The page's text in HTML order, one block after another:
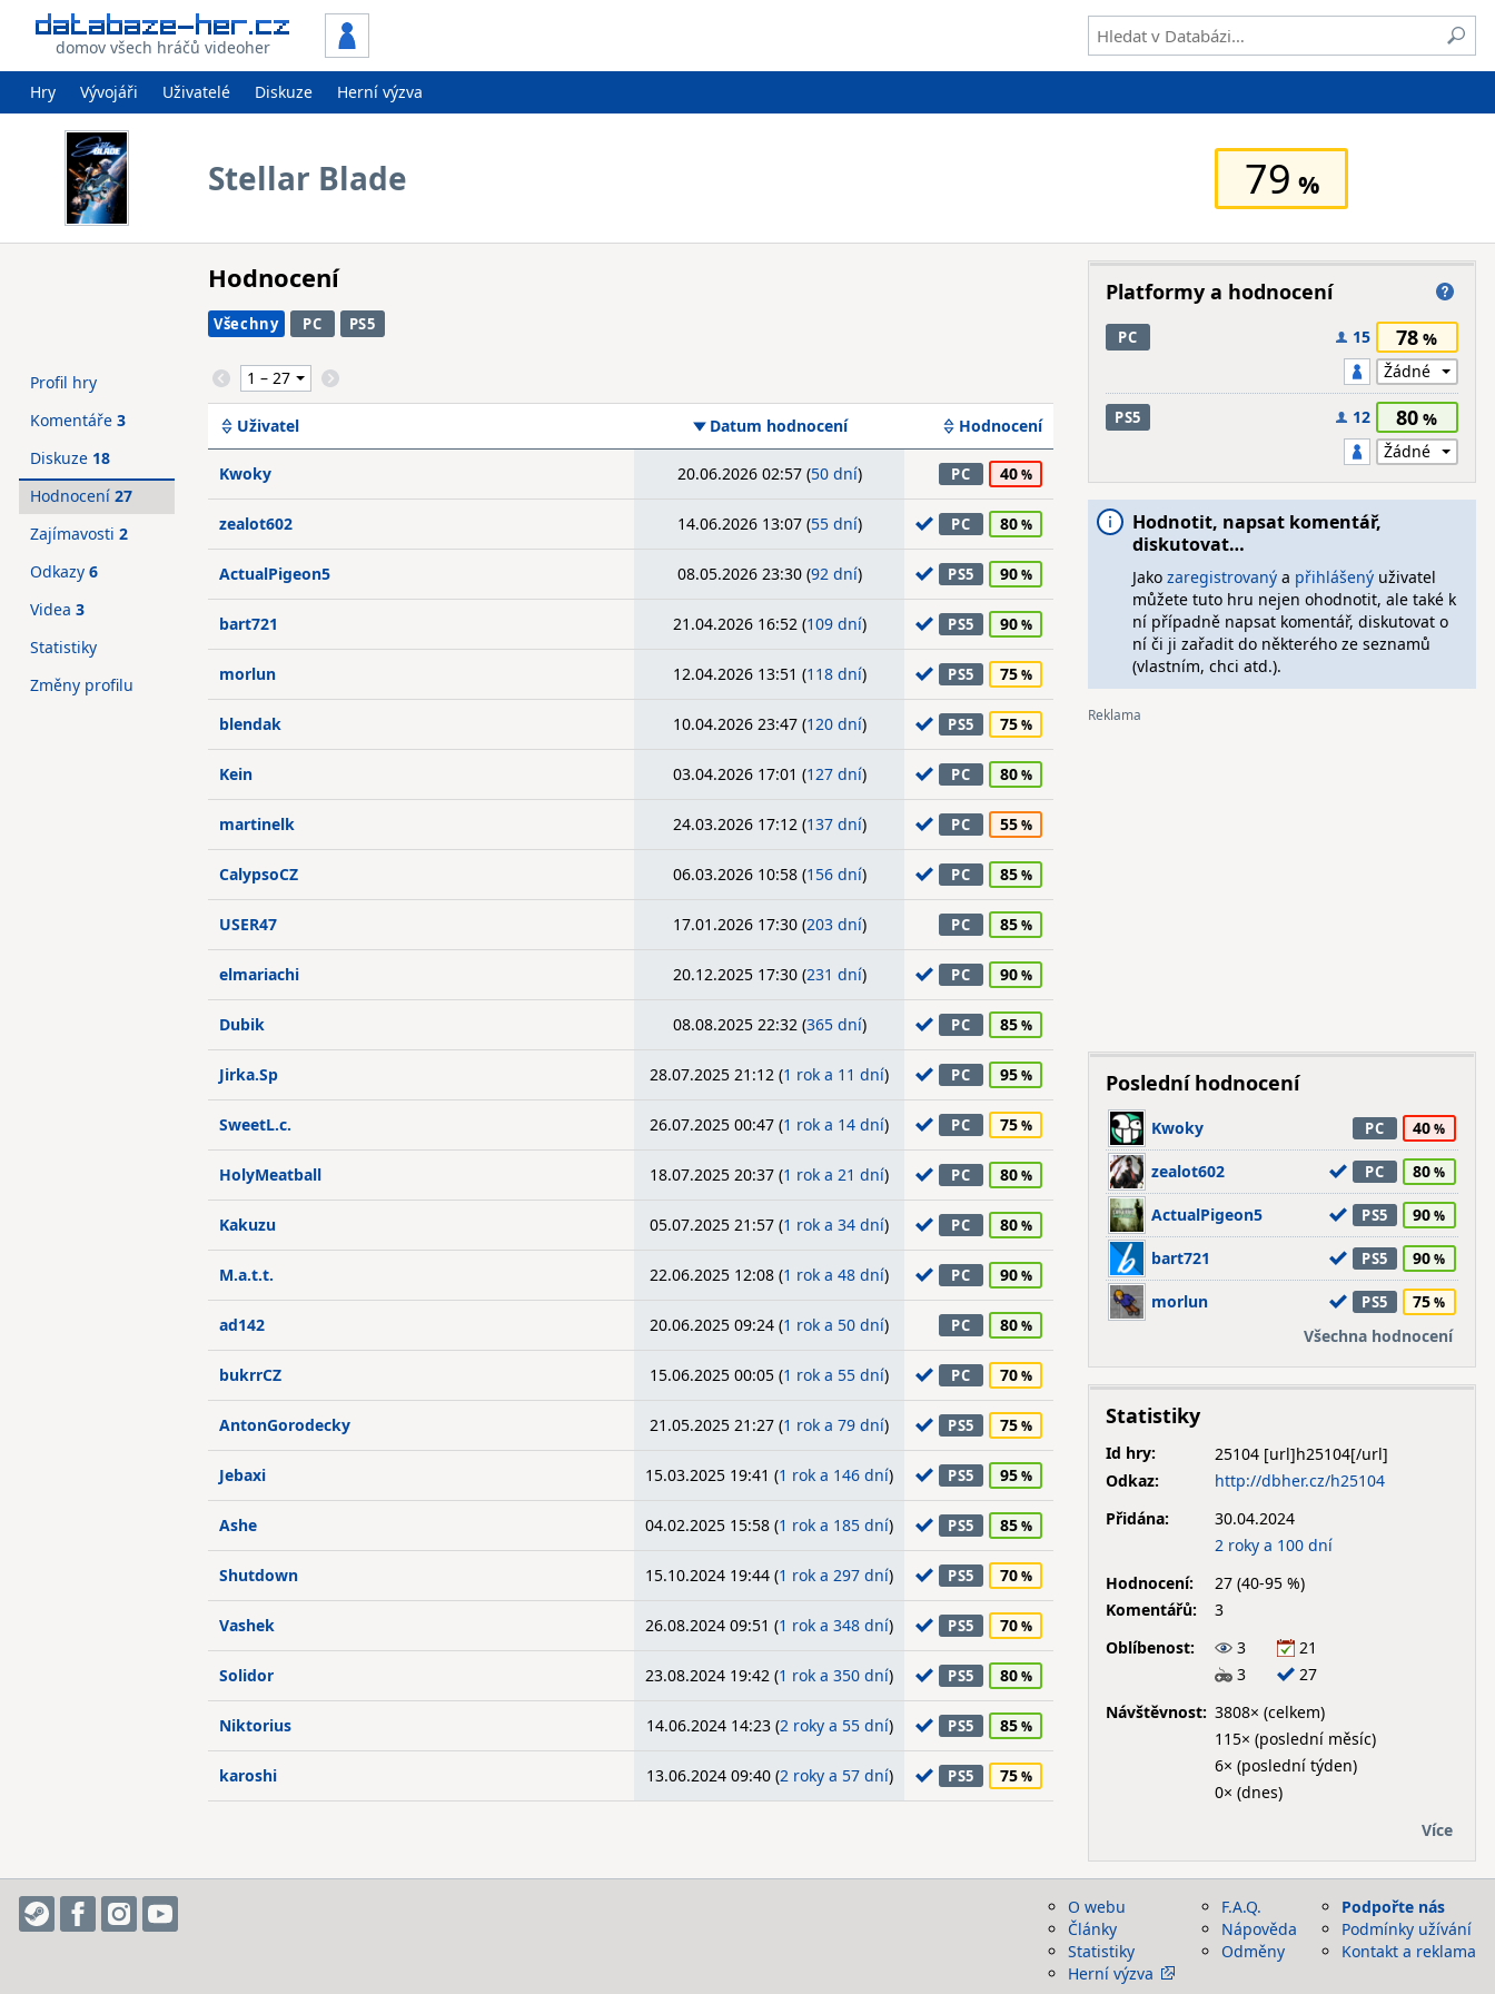
domov všech hráčů videoher
Hry Vývojáři Uživatelé Diskuze Herní výzva
Stellar Blade 79
Hodnocení
Všechny PC PS5
Uživatel Datum hodnocení Hodnocení
Kwoky 20.06.2026 02:57 (50 dní) PC 40
zealot602 14.06.2026 13:07 (55 dní) PC 80
ActualPigeon5 08.05.2026 23:30 (92 dní) PS5 90
bart721 21.04.2026 16:52 (109 dní) PS5 90
morlun 12.04.2026 13:51 (118 dní) PS5 75
blendak 10.04.2026 23:47 (120 dní) PS5 75
Kein 03.04.2026 17:01 (127 dní) PC 80
martinelk 24.03.2026 17:12 (137 dní) PC 55
CalypsoCZ 06.03.2026 10:58 (156 dní) PC 85
USER47 17.01.2026 17:30 (203 dní) PC 85
elmariachi 20.12.2025 17:30 (231 dní) PC 90
Dubik 08.08.2025 22:32 (365 dní) PC 85
Jirka.Sp 28.07.2025 21:12 (1 rok a 11 dní) PC 95
SweetL.c. 26.07.2025 00:47 (1 rok a 14 dní) PC 75
HolyMeatball 18.07.2025 20:37 (1 rok a 21 dní) PC 80
Kakuzu 05.07.2025 21:57 (1 rok a 34 dní) PC 80
M.a.t.t. 22.06.2025 12:08 (1 rok a 48 dní) PC 90
ad142 20.06.2025 09:24 (1 rok a 50 dní) PC 80
bukrrCZ 15.06.2025 00:05 (1 rok a 55 dní) PC 70
AntonGorodecky 21.05.2025 21:27 (1 rok a 79 dní) PS5 75
Jebaxi 15.03.2025 19:41 (1 rok a 146 dní) PS5 95
Ashe 04.02.2025 15:58 (1 rok a 185 dní) PS5 85
Shutdown 15.10.2024 19:44 (1 rok a 297 dní) PS5 70
Vashek 26.08.2024 09:51 (1 rok a 348 dní) PS5 70
Solidor 23.08.2024 19:42 (1 rok a 350 dní) PS5 80
Niktorius 14.06.2024 14:23 (2 roky a 55 dní) PS5 85
karoshi 13.06.2024 09:40 (2 roky a 57 dní) PS5 75
Profil hry
Komentáře 3
Diskuze 18
Hodnocení 27
Zajímavosti 2
Odkazy 6
Videa 3
Statistiky
Změny profilu
Platformy a hodnocení
PC 15 78
PS5 12 80
Hodnotit, napsat komentář,
diskutovat…
Jako zaregistrovanýa přihlášenýuživatel
můžete tuto hru nejen ohodnotit, ale také k
ní případně napsat komentář, diskutovat o
ní či ji zařadit do některého ze seznamů
(vlastním, chci atd.).
Poslední hodnocení
Kwoky PC 40
zealot602 PC 80
ActualPigeon5 PS5 90
bart721 PS5 90
morlun PS5
75
Všechna hodnocení
Statistiky
Id hry:
25104
Odkaz:
http://dbher.cz/h25104
Přidána:
30.04.2024
2 roky a 100 dní
Hodnocení:
27 (40-95 %)
Komentářů:
3
Oblíbenost:
3
21
3
27
Návštěvnost: 3808× (celkem)
115× (poslední měsíc)
6× (poslední týden)
0× (dnes)
Více
O webu
Články
Statistiky
Herní výzva
F.A.Q.
Nápověda
Odměny
Podpořte nás
Podmínky užívání
Kontakt a reklama